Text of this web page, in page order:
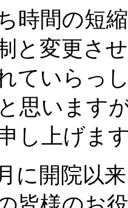
時間の短
と変更さ
ていらっ
思います
し上げま
に開院以